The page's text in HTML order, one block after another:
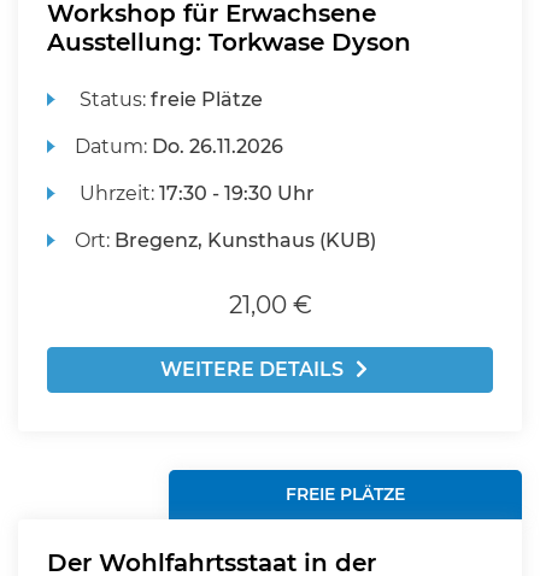
Workshop für Erwachsene
Ausstellung: Torkwase Dyson
Status:freie Plätze
Datum: Do. 26.11.2026
Uhrzeit:17:30 - 19:30 Uhr
Ort: Bregenz, Kunsthaus (KUB)
21,00 €
WEITERE DETAILS
FREIE PLÄTZE
Der Wohlfahrtsstaat in der